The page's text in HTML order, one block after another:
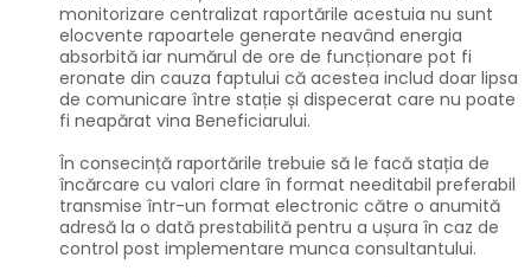
monitorizare centralizat raportările acestuia nu sunt
elocvente rapoartele generate neavând energia
absorbită iar numărul de ore de funcționare pot fi
eronate din cauza faptului că acestea includ doar lipsa
de comunicare între stație și dispecerat care nu poate
fi neapărat vina Beneficiarului.
În consecință raportările trebuie să le facă stația de
încărcare cu valori clare în format needitabil preferabil
transmise într-un format electronic către o anumită
adresă la o dată prestabilită pentru a ușura în caz de
control post implementare munca consultantului.